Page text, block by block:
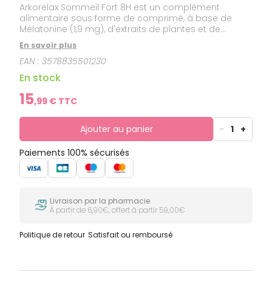
Arkorelax Sommeil Fort 8H est un complément
alimentaire sous forme de comprimé, à base de
Mélatonine (1,9 mg), d'extraits de plantes et de
Vitamine B6. Ce complément alimentaire se
présente sous un comprimé bicouche : La dose
optimale de Mélatonine en libération rapide (1 mg) et
en libération prolongée (0,9 mg). Sans
accoutumance, ni somnolence. Formulé sans
dioxyde de Titane, sans lactose, sans gluten.
En savoir plus
EAN :3578835501230
En stock
15,99 € TTC
Ajouter au panier - 1 +
Paiements 100% sécurisés
Livraison par la pharmacie
À partir de 6,90€, offert à partir 59,00€
Politique de retour Satisfait ou remboursé